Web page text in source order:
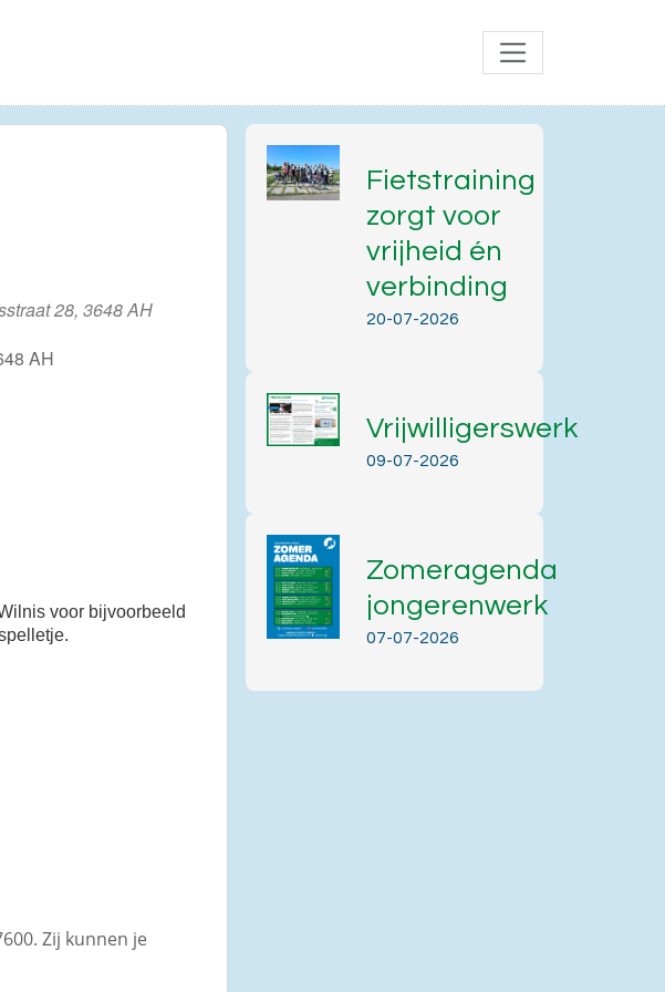
Office 365 Outlook Live
28, 3648 AH
AH
voor bijvoorbeeld
Zij kunnen je
Fietstraining
zorgt voor
vrijheid én
verbinding
20-07-2026
Vrijwilligerswerk
09-07-2026
Zomeragenda
jongerenwerk
07-07-2026